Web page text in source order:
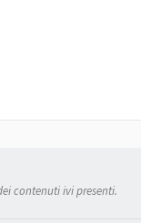
contenuti ivi presenti.